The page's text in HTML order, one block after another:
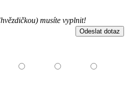
musíte vyplnit!